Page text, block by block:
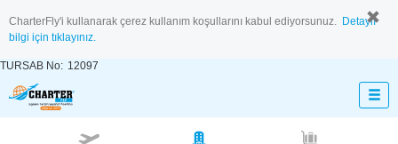
CharterFly'i kullanarak çerez kullanım koşullarını kabul ediyorsunuz. Detaylı
bilgi için tıklayınız.
TURSAB No: 12097